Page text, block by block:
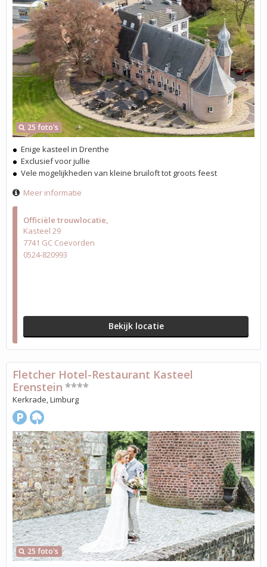
Officiële trouwlocatie
Kasteel 29
7741 GC Coevorden
0524-820993
Bekijk locatie
25 foto's
Enige kasteel in Drenthe
Exclusief voor jullie
Vele mogelijkheden van kleine bruiloft tot groots feest
Meer informatie
25 foto's
Fletcher Hotel-Restaurant Kasteel
Erenstein ****
Kerkrade, Limburg